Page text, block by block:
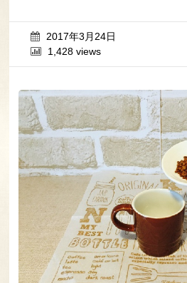
2017年3月24日
1,428 views